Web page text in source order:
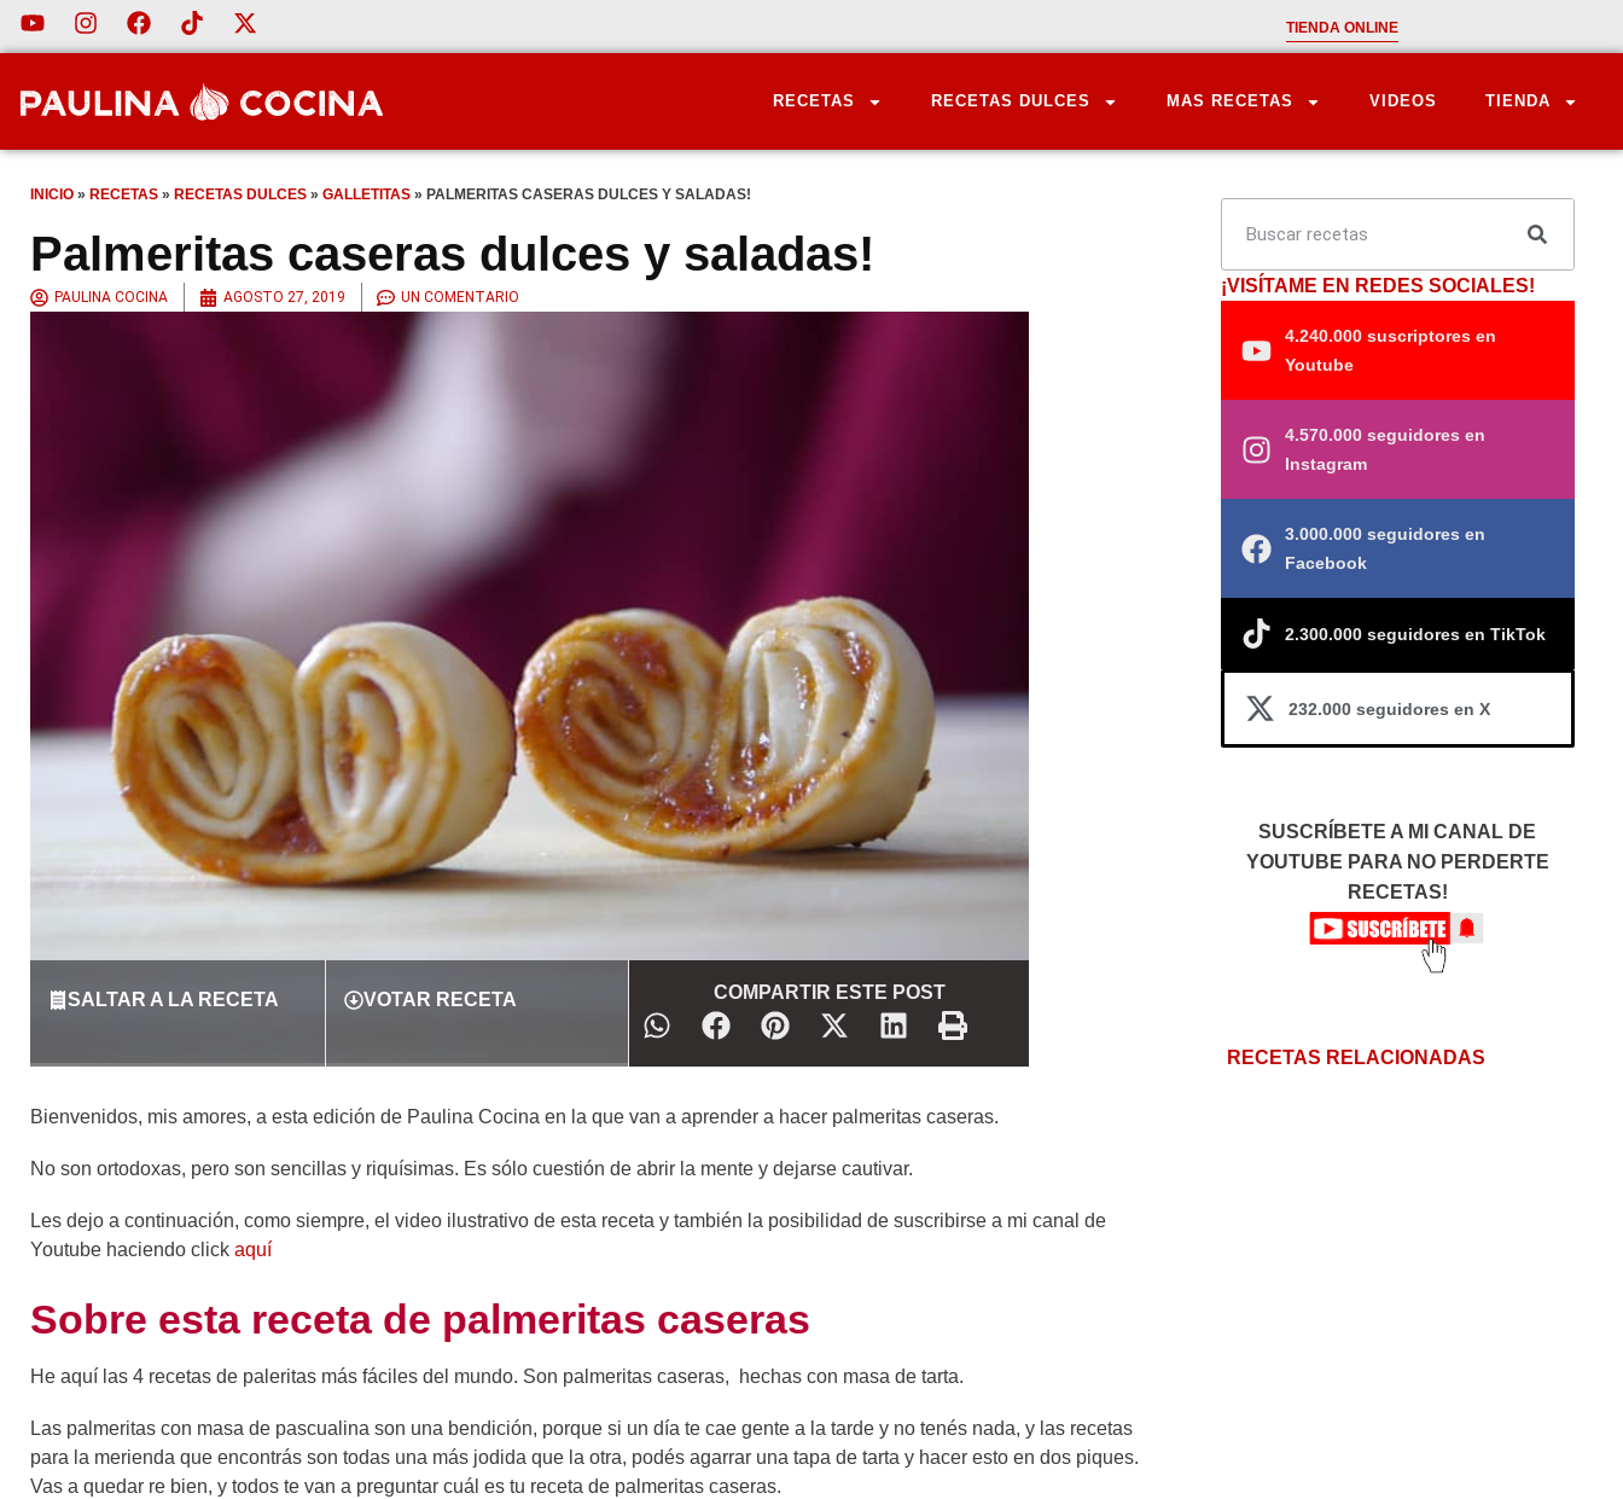
TIENDA ONLINE
RECETAS RECETAS DULCES MAS RECETAS VIDEOS TIENDA
INICIO » RECETAS » RECETAS DULCES » GALLETITAS » PALMERITAS CASERAS DULCES Y SALADAS!
Palmeritas caseras dulces y saladas!
PAULINA COCINA AGOSTO 27, 2019 UN COMENTARIO
SALTAR A LA RECETA VOTAR RECETA COMPARTIR ESTE POST
Bienvenidos, mis amores, a esta edición de Paulina Cocina en la que van a aprender a hacer palmeritas caseras.
No son ortodoxas, pero son sencillas y riquísimas. Es sólo cuestión de abrir la mente y dejarse cautivar.
Les dejo a continuación, como siempre, el video ilustrativo de esta receta y también la posibilidad de suscribirse a mi canal de
Youtube haciendo click aquí
Sobre esta receta de palmeritas caseras
He aquí las 4 recetas de paleritas más fáciles del mundo. Son palmeritas caseras, hechas con masa de tarta.
Las palmeritas con masa de pascualina son una bendición, porque si un día te cae gente a la tarde y no tenés nada, y las recetas
para la merienda que encontrás son todas una más jodida que la otra, podés agarrar una tapa de tarta y hacer esto en dos piques.
Vas a quedar re bien, y todos te van a preguntar cuál es tu receta de palmeritas caseras.
¡VISÍTAME EN REDES SOCIALES!
4.240.000 suscriptores en
Youtube
4.570.000 seguidores en
Instagram
3.000.000 seguidores en
Facebook
2.300.000 seguidores en TikTok
232.000 seguidores en X
SUSCRÍBETE A MI CANAL DE
YOUTUBE PARA NO PERDERTE
RECETAS!
RECETAS RELACIONADAS